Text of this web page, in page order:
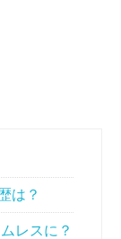
は？
レスに？